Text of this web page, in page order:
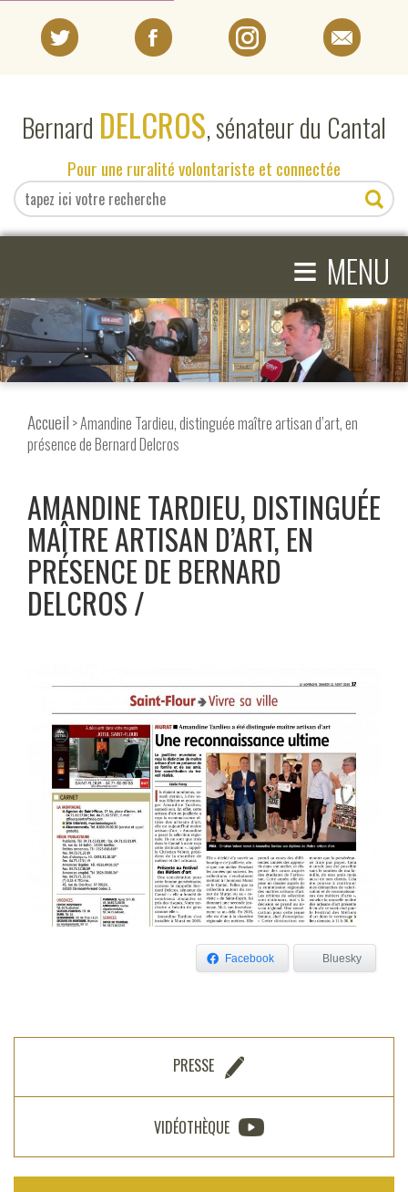
Bernard DELCROS, sénateur du Cantal
Pour une ruralité volontariste et connectée
≡ MENU
EN DIRECT DU SÉNAT
EN DIRECT DU CANTAL
COMPRENDRE LE SÉNAT
Accueil > Amandine Tardieu, distinguée maître artisan d’art, en
présence de Bernard Delcros
AMANDINE TARDIEU, DISTINGUÉE
MAÎTRE ARTISAN D’ART, EN
PRÉSENCE DE BERNARD
DELCROS
Facebook Bluesky
PRESSE
VIDÉOTHÈQUE